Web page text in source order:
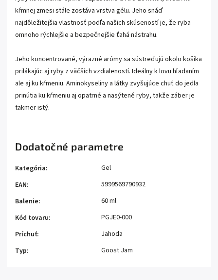
kŕmnej zmesi stále zostáva vrstva gélu. Jeho snáď
najdôležitejšia vlastnosť podľa našich skúseností je, že ryba
omnoho rýchlejšie a bezpečnejšie ťahá nástrahu.
Jeho koncentrované, výrazné arómy sa sústreďujú okolo košíka
prilákajúc aj ryby z väčších vzdialeností. Ideálny k lovu hľadaním
ale aj ku kŕmeniu. Aminokyseliny a látky zvyšujúce chuť do jedla
prinútia ku kŕmeniu aj opatrné a nasýtené ryby, takže záber je
takmer istý.
Dodatočné parametre
Kategória:
Gel
EAN:
5999569790932
Balenie:
60 ml
Kód tovaru:
PGJE0-000
Príchuť:
Jahoda
Typ: Goost Jam